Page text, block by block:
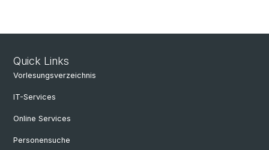
Quick Links
Vorlesungsverzeichnis
IT-Services
Online Services
Personensuche